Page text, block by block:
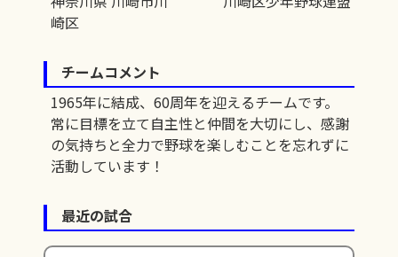
崎区
チームコメント
1965年に結成、60周年を迎えるチームです。
常に目標を立て自主性と仲間を大切にし、感謝
の気持ちと全力で野球を楽しむことを忘れずに
活動しています！
最近の試合